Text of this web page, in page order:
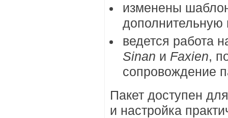
изменены
ведется работа
Sinan и Faxien,
сопровождение
Пакет доступен
и настройка